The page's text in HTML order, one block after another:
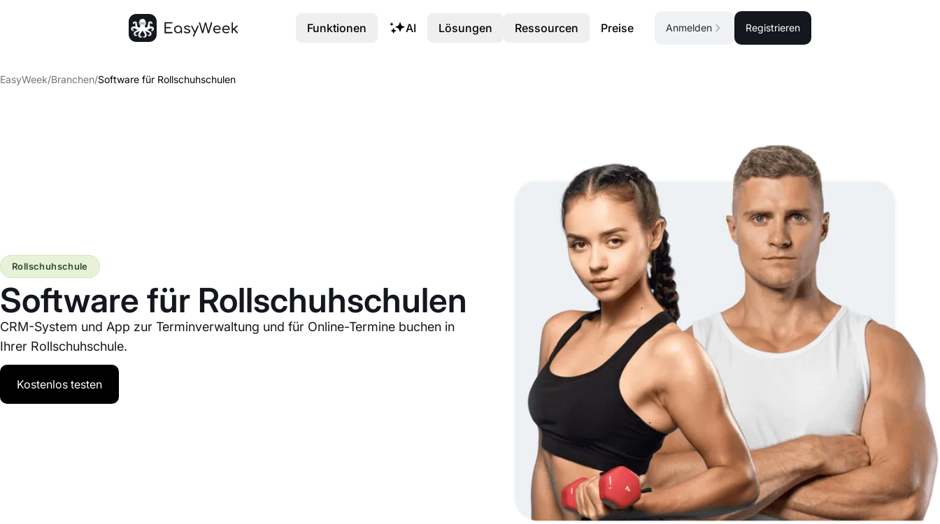
EasyWeek/Branchen/Software für Rollschuhschulen
Software für Rollschuhschulen
CRM-System und App zur Terminverwaltung und für Online-Termine buchen in
Ihrer Rollschuhschule.
Rollschuhschule
Kostenlos testen
Funktionen AI Lösungen Ressourcen Preise Anmelden Registrieren